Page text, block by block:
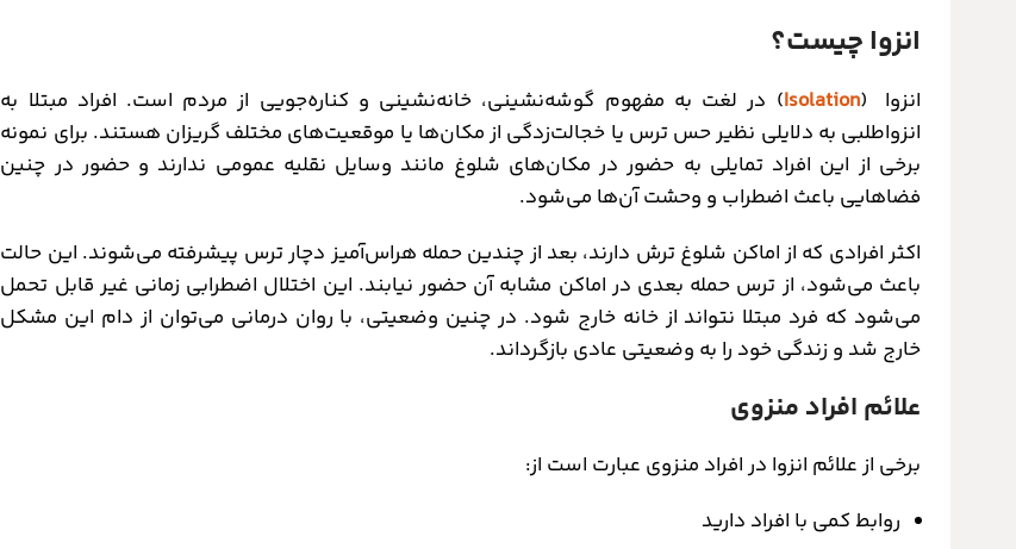
انزوا چیست؟
انزوا (Isolation) در لغت به مفهوم گوشه‌نشینی، خانه‌نشینی و کناره‌جویی از مردم است. افراد مبتلا به
انزواطلبی به دلایلی نظیر حس ترس یا خجالت‌زدگی از مکان‌ها یا موقعیت‌های مختلف گریزان هستند. برای نمونه
برخی از این افراد تمایلی به حضور در مکان‌های شلوغ مانند وسایل نقلیه عمومی ندارند و حضور در چنین
فضاهایی باعث اضطراب و وحشت آن‌ها می‌شود.
اکثر افرادی که از اماکن شلوغ ترش دارند، بعد از چندین حمله هراس‌آمیز دچار ترس پیشرفته می‌شوند. این حالت
باعث می‌شود، از ترس حمله بعدی در اماکن مشابه آن حضور نیابند. این اختلال اضطرابی زمانی غیر قابل تحمل
می‌شود که فرد مبتلا نتواند از خانه خارج شود. در چنین وضعیتی، با روان درمانی می‌توان از دام این مشکل
خارج شد و زندگی خود را به وضعیتی عادی بازگرداند.
علائم افراد منزوی
برخی از علائم انزوا در افراد منزوی عبارت است از:
روابط کمی با افراد دارید